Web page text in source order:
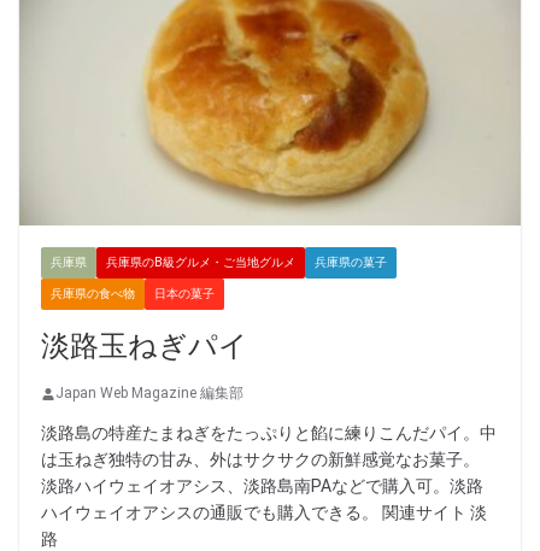
兵庫県 兵庫県のB級グルメ・ご当地グルメ 兵庫県の菓子
兵庫県の食べ物 日本の菓子
淡路玉ねぎパイ
Japan Web Magazine 編集部
淡路島の特産たまねぎをたっぷりと餡に練りこんだパイ。中
は玉ねぎ独特の甘み、外はサクサクの新鮮感覚なお菓子。
淡路ハイウェイオアシス、淡路島南PAなどで購入可。淡路
ハイウェイオアシスの通販でも購入できる。 関連サイト 淡
路